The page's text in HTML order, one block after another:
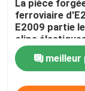
La pièce
ferroviaire
E2009 partie
clips
chemin de fer
attachant le
meilleur